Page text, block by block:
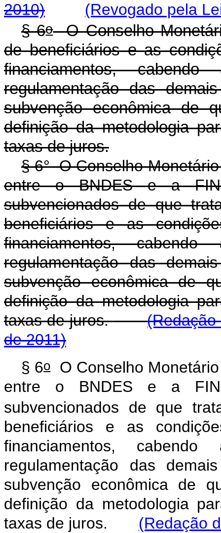
2010)
(Revogado pela
§ 6oO Conselho
de beneficiários e as
financiamentos,
regulamentação das
subvenção econômica de
definição da metodologia
taxas de juros.
§ 6° O Conselho
entre o BNDES e a
subvencionados de que
beneficiários e as
financiamentos,
regulamentação das
subvenção econômica de
definição da metodologia
taxas de juros.
(Redação
de 2011)
§ 6oO Conselho Monetário
entre o BNDES e a
subvencionados de que
beneficiários e as
financiamentos,
regulamentação das
subvenção econômica de
definição da metodologia
taxas de juros. (Redação